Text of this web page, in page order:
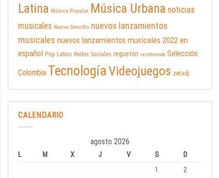
Latina Música Popular Música Urbana noticias
musicales Nuevo Sencillo nuevos lanzamientos
musicales nuevos lanzamientos musicales 2022 en
español Pop Latino Redes Sociales reguetón rezeteando Selección
Colombia TecnologíaVideojuegos zetadj
CALENDARIO
agosto 2026
L M X J V S
D
1
2